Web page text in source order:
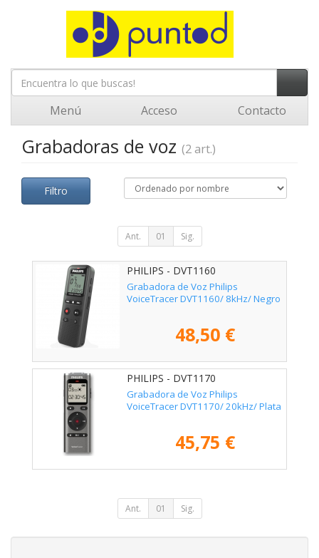
Menú Acceso Contacto
Grabadoras de voz (2 art.)
Filtro
Ant. 01 Sig.
PHILIPS - DVT1160
Grabadora de Voz Philips
VoiceTracer DVT1160/ 8kHz/ Negro
48,50 €
PHILIPS - DVT1170
Grabadora de Voz Philips
VoiceTracer DVT1170/ 20kHz/ Plata
45,75 €
Ant. 01 Sig.